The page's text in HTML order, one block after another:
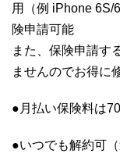
用（例 iPhone 6S/
険申請可能
また、保険申請す
ませんのでお得に
●月払い保険料は
●いつでも解約可